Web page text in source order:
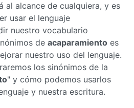
al alcance de cualquiera, y es
usar el lenguaje
nuestro vocabulario
de acaparamiento es
nuestro uso del lenguaje.
los sinónimos de la
" y cómo podemos usarlos
y nuestra escritura.